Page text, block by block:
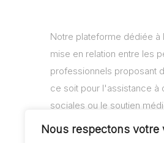
Nous respectons votre
Notre plateforme dédiée à
mise en relation entre les
professionnels proposant
ce soit pour l'assistance à
sociales ou le soutien
vous aider à trouver les